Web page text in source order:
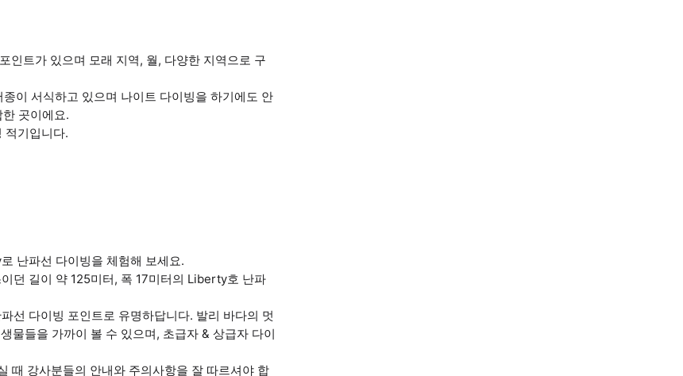
인트가 있으며 모래 지역, 월, 다양한 지역으로 구
이 서식하고 있으며 나이트 다이빙을 하기에도 안
곳이에요.
적기입니다.
난파선 다이빙을 체험해 보세요.
던 길이 약 125미터, 폭 17미터의 Liberty호 난파
선 다이빙 포인트로 유명하답니다. 발리 바다의 멋
물들을 가까이 볼 수 있으며, 초급자 & 상급자 다이
때 강사분들의 안내와 주의사항을 잘 따르셔야 합